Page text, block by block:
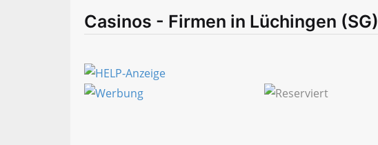
Casinos - Firmen in Lüchingen (SG)